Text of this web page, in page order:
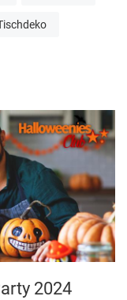
2024